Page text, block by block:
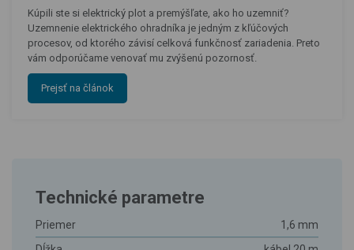
Kúpili ste si elektrický plot a premýšľate, ako ho uzemniť?
Uzemnenie elektrického ohradníka je jedným z kľúčových
procesov, od ktorého závisí celková funkčnosť zariadenia. Preto
vám odporúčame venovať mu zvýšenú pozornosť.
Prejsť na článok
Technické parametre
Priemer
1,6 mm